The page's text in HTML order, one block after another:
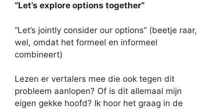
“Let’s explore options together”
“Let’s jointly consider our options” (beetje raar,
wel, omdat het formeel en informeel
combineert)
Lezen er vertalers mee die ook tegen dit
probleem aanlopen? Of is dit allemaal mijn
eigen gekke hoofd? Ik hoor het graag in de